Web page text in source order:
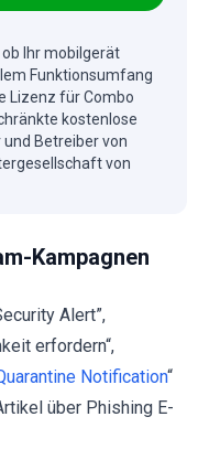
Ihr mobilgerät
Funktionsumfang
Lizenz für Combo
kostenlose
Betreiber von
von
Kampagnen
Alert”,
erfordern“,
Notification“
über Phishing E-